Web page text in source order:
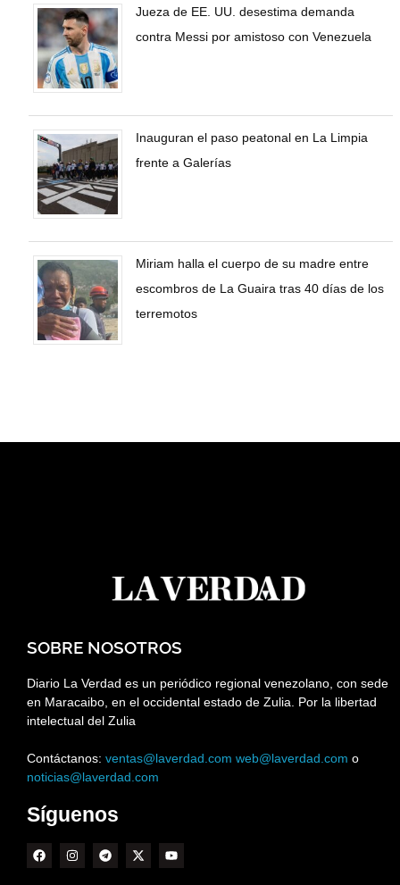
Jueza de EE. UU. desestima demanda
contra Messi por amistoso con Venezuela
Inauguran el paso peatonal en La Limpia
frente a Galerías
Miriam halla el cuerpo de su madre entre
escombros de La Guaira tras 40 días de los
terremotos
SOBRE NOSOTROS
Diario La Verdad es un periódico regional venezolano, con sede
en Maracaibo, en el occidental estado de Zulia. Por la libertad
intelectual del Zulia
Contáctanos: ventas@laverdad.com web@laverdad.com o
noticias@laverdad.com
Síguenos